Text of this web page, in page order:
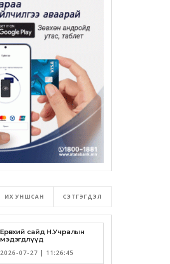
ИХ УНШСАН СЭТГЭГДЭЛ
Ерөнхий сайд Н.Учралын
мэдэгдлүүд
2026-07-27 | 11:26:45